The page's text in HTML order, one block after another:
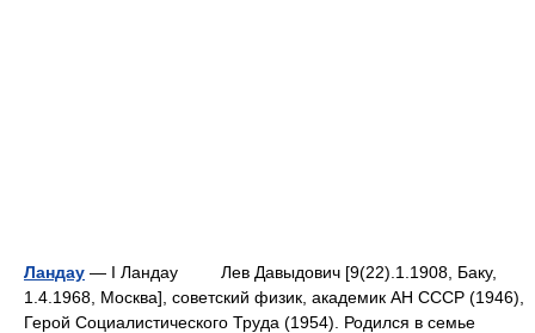
Ландау — I Ландау Лев Давыдович [9(22).1.1908, Баку,
1.4.1968, Москва], советский физик, академик АН СССР (1946),
Герой Социалистического Труда (1954). Родился в семье